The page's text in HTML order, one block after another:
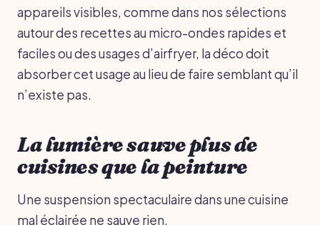
appareils visibles, comme dans nos sélections
autour des recettes au micro-ondes rapides et
faciles ou des usages d’airfryer, la déco doit
absorber cet usage au lieu de faire semblant qu’il
n’existe pas.
La lumière sauve plus de
cuisines que la peinture
Une suspension spectaculaire dans une cuisine
mal éclairée ne sauve rien.